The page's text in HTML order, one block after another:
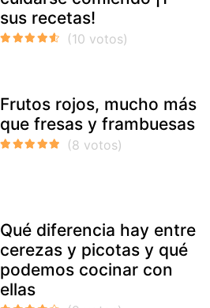
sus recetas!
Frutos rojos, mucho más
que fresas y frambuesas
Qué diferencia hay entre
cerezas y picotas y qué
podemos cocinar con
ellas